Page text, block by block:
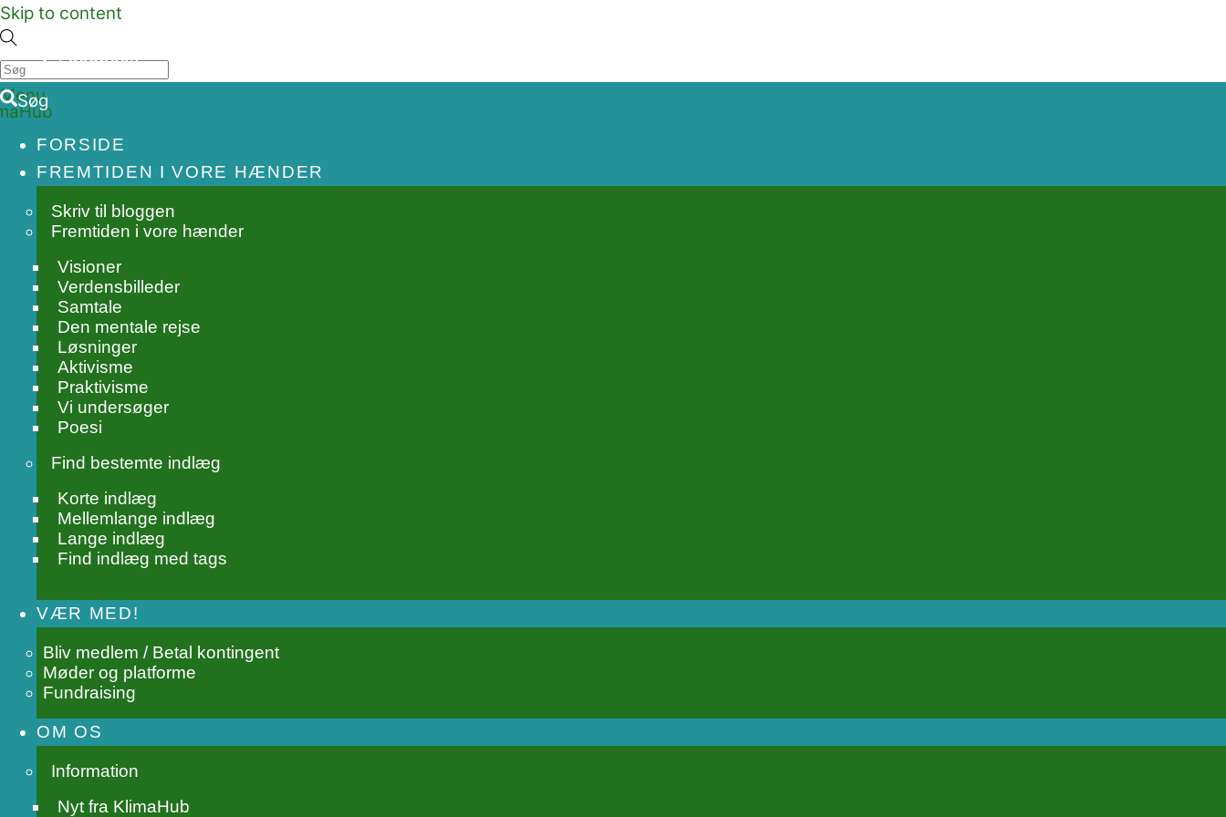
Skip to content
Menu
Facebook
Søg
FORSIDE
FREMTIDEN I VORE HÆNDER
Skriv til bloggen
Fremtiden i vore hænder
Visioner
Verdensbilleder
Samtale
Den mentale rejse
Løsninger
Aktivisme
Praktivisme
Vi undersøger
Poesi
Find bestemte indlæg
Korte indlæg
Mellemlange indlæg
Lange indlæg
Find indlæg med tags
VÆR MED!
Bliv medlem / Betal kontingent
Møder og platforme
Fundraising
OM OS
Information
Nyt fra KlimaHub